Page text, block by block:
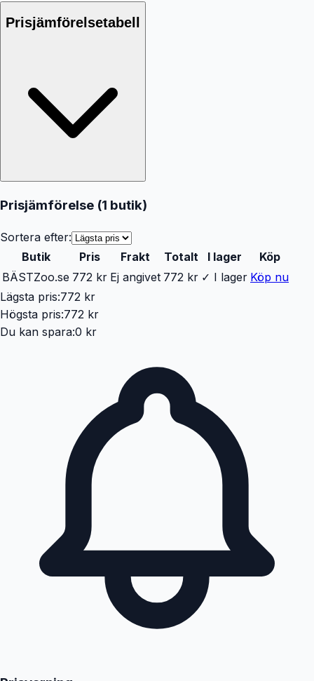
Prisjämförelsetabell
Prisjämförelse (1 butik)
Sortera efter:
Butik
Pris Frakt Totalt I lager
Köp
BÄSTZoo.se 772 kr Ej angivet 772 kr ✓ I lager Köp nu
Lägsta pris:772 kr
Högsta pris:772 kr
Du kan spara:0 kr